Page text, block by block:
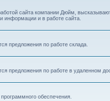
сайта компании Дюйм,
информации и в работе сайта.
предложения по работе склада.
предложения по работе в удаленном
обеспечения.